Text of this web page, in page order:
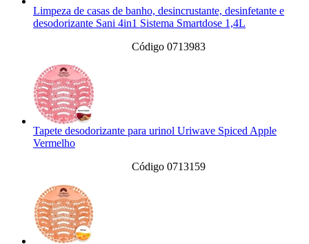
Limpeza de casas de banho, desincrustante, desinfetante e
desodorizante Sani 4in1 Sistema Smartdose 1,4L
Código 0713983
Tapete desodorizante para urinol Uriwave Spiced Apple
Vermelho
Código 0713159